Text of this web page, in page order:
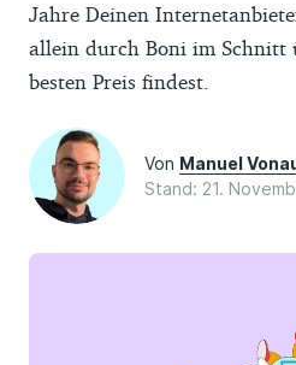
Jahre Deinen
allein durch Boni im Schnitt
besten Preis findest.
Von Manuel
Stand: 21.